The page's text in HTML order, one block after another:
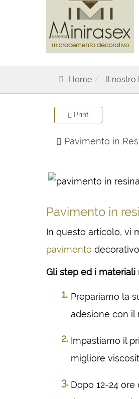
Home Il nostro
Print
Pavimento in
Pavimento in
In questo articolo, vi
pavimento
Gli step ed i materiali
Prepariamo la
adesione con il
Impastiamo il
migliore
Dopo 12-24